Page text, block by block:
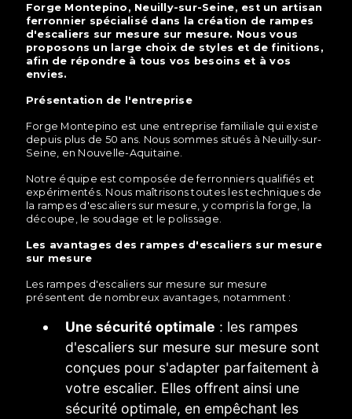
Forge Montepino, Neuilly-sur-Seine, est un artisan
ferronnier spécialisé dans la création de rampes
d'escaliers sur mesure sur mesure. Nous vous
proposons un large choix de styles et de finitions,
afin de répondre à tous vos besoins et à vos
envies.
Présentation de l'entreprise
Forge Montepino est une entreprise familiale qui existe
depuis plus de 50 ans. Nous sommes situés à Neuilly-sur-
Seine, en Nouvelle-Aquitaine.
Notre équipe est composée de ferronniers qualifiés et
expérimentés. Nous maîtrisons toutes les techniques de
la rampes d'escaliers sur mesure, y compris la forge, la
découpe, le soudage et le polissage.
Les avantages des rampes d'escaliers sur mesure
sur mesure
Les rampes d'escaliers sur mesure sur mesure
présentent de nombreux avantages, notamment :
Une sécurité optimale : les rampes
d'escaliers sur mesure sur mesure sont
conçues pour s'adapter parfaitement à
votre escalier. Elles offrent ainsi une
sécurité optimale, en empêchant les